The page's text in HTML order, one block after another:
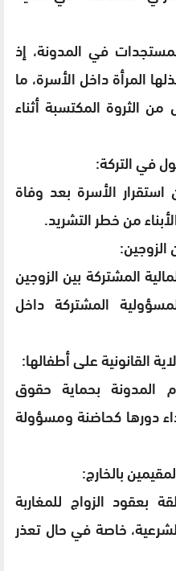
في المدونة، إذ
المرأة داخل الأسرة، ما
الثروة المكتسبة أثناء
الأسرة بعد وفاة
من خطر التشريد.
المشتركة بين الزوجين
المشتركة داخل
المدونة بحماية حقوق
دورها كحاضنة ومسؤولة
بعقود الزواج للمغاربة
خاصة في حال تعذر